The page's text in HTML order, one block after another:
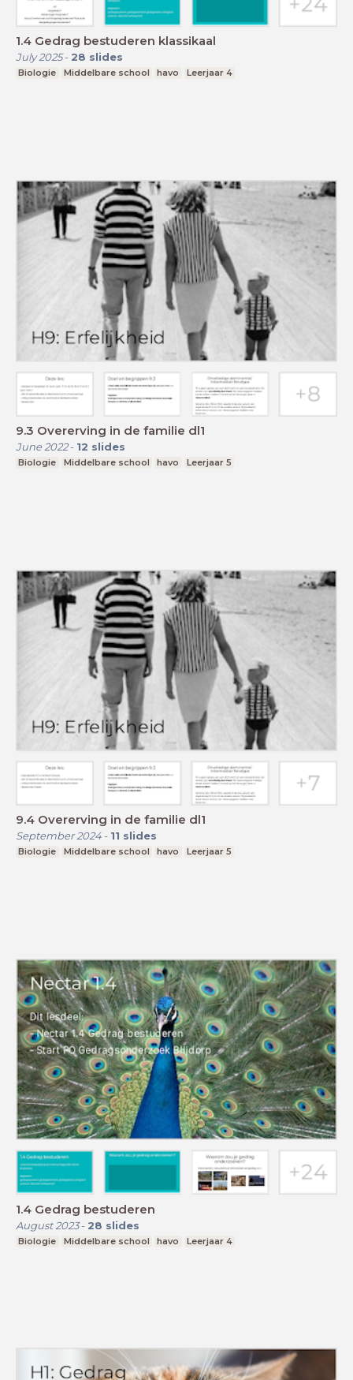
1.4 Gedrag bestuderen klassikaal
July 2025- 28 slides
Biologie Middelbare school havo Leerjaar 4
9.3 Overerving in de familie dl1
June 2022- 12 slides
Biologie Middelbare school havo Leerjaar 5
9.4 Overerving in de familie dl1
September 2024- 11 slides
Biologie Middelbare school havo Leerjaar 5
1.4 Gedrag bestuderen
August 2023- 28 slides
Biologie Middelbare school havo Leerjaar 4